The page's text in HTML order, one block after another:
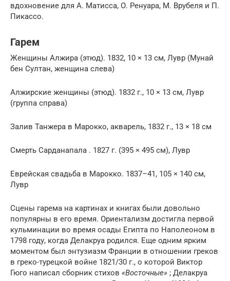
вдохновение для А. Матисса, О. Ренуара, М. Врубеля и П.
Пикассо.
Гарем
Женщины Алжира (этюд). 1832, 10 × 13 см, Лувр (Мунай
бен Султан, женщина слева)
Алжирские женщины (этюд). 1832 г., 10 × 13 см, Лувр
(группа справа)
Залив Танжера в Марокко, акварель, 1832 г., 13 × 18 см
Смерть Сарданапала . 1827 г. (395 × 495 см), Лувр
Еврейская свадьба в Марокко. 1837–41, 105 × 140 см,
Лувр
Сцены гарема на картинах и книгах были довольно
популярны в его время. Ориентализм достигла первой
кульминации во время осады Египта по Наполеоном в
1798 году, когда Делакруа родился. Еще одним ярким
моментом был энтузиазм Франции в отношении греков
в греко-турецкой войне 1821/30 г., о которой Виктор
Гюго написал сборник стихов «Восточные» ; Делакруа